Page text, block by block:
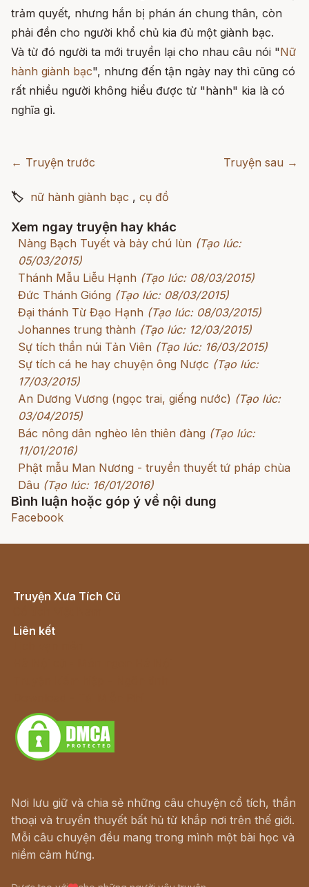
trảm quyết, nhưng hắn bị phán án chung thân, còn
phải đền cho người khổ chủ kia đủ một giành bạc.
Và từ đó người ta mới truyền lại cho nhau câu nói "Nữ
hành giành bạc", nhưng đến tận ngày nay thì cũng có
rất nhiều người không hiểu được từ "hành" kia là có
nghĩa gì.
← Truyện trước Truyện sau →
🏷 nữ hành giành bạc , cụ đồ
Xem ngay truyện hay khác
Nàng Bạch Tuyết và bảy chú lùn (Tạo lúc:
05/03/2015)
Thánh Mẫu Liễu Hạnh (Tạo lúc: 08/03/2015)
Đức Thánh Gióng (Tạo lúc: 08/03/2015)
Đại thánh Từ Đạo Hạnh (Tạo lúc: 08/03/2015)
Johannes trung thành (Tạo lúc: 12/03/2015)
Sự tích thần núi Tản Viên (Tạo lúc: 16/03/2015)
Sự tích cá he hay chuyện ông Nược (Tạo lúc:
17/03/2015)
An Dương Vương (ngọc trai, giếng nước) (Tạo lúc:
03/04/2015)
Bác nông dân nghèo lên thiên đàng (Tạo lúc:
11/01/2016)
Phật mẫu Man Nương - truyền thuyết tứ pháp chùa
Dâu (Tạo lúc: 16/01/2016)
Bình luận hoặc góp ý về nội dung
Facebook
Truyện Xưa Tích Cũ
Liên kết
Nơi lưu giữ và chia sẻ những câu chuyện cổ tích, thần
thoại và truyền thuyết bất hủ từ khắp nơi trên thế giới.
Mỗi câu chuyện đều mang trong mình một bài học và
niềm cảm hứng.